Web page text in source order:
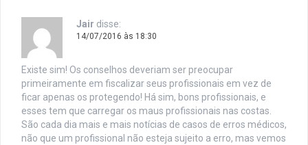
Jair disse:
14/07/2016 às 18:30
Existe sim! Os conselhos deveriam ser preocupar
primeiramente em fiscalizar seus profissionais em vez de
ficar apenas os protegendo! Há sim, bons profissionais, e
esses tem que carregar os maus profissionais nas costas.
São cada dia mais e mais notícias de casos de erros médicos,
não que um profissional não esteja sujeito a erro, mas vemos